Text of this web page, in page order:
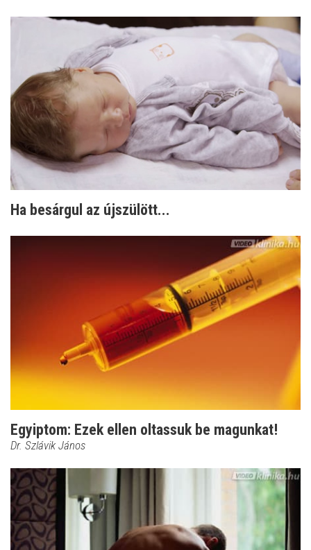
Ha besárgul az újszülött...
Egyiptom: Ezek ellen oltassuk be magunkat!
Dr. Szlávik János